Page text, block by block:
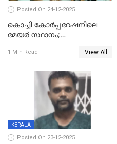
Posted On 24-12-2025
കൊച്ചി കോര്‍പ്പറേഷനിലെ
മേയര്‍ സ്ഥാനം;
രൂക്ഷം
1 Min Read View All
KERALA
Posted On 23-12-2025